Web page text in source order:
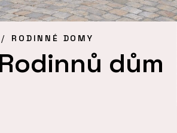
RODINNÉ DOMY
dům